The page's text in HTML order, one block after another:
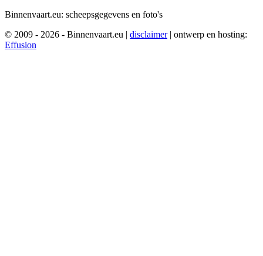
Binnenvaart.eu: scheepsgegevens en foto's
© 2009 - 2026 - Binnenvaart.eu | disclaimer | ontwerp en hosting:
Effusion